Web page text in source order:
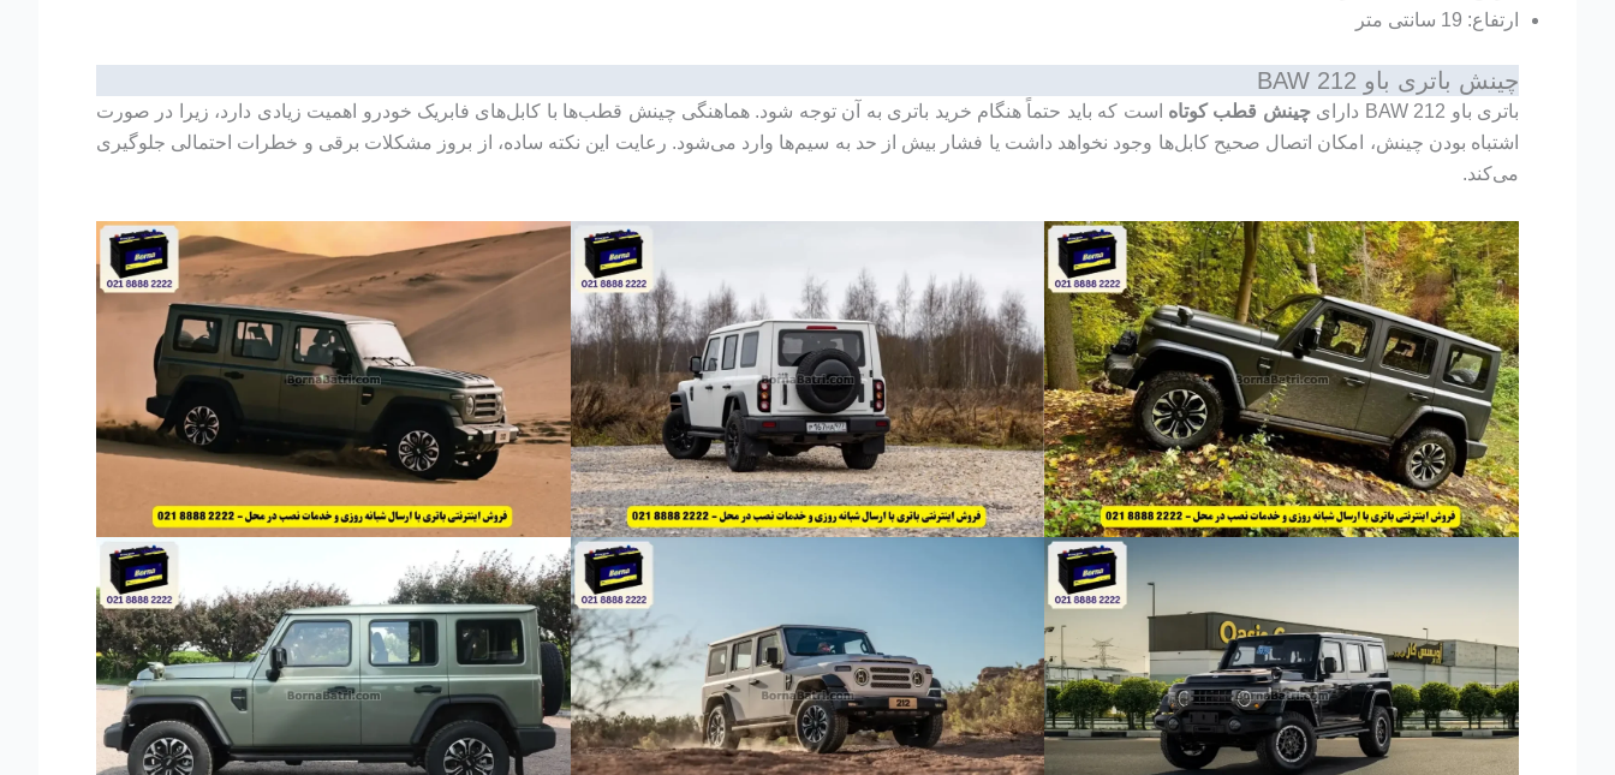
ارتفاع: 19 سانتی متر
چینش باتری باو BAW 212
باتری باو BAW 212 دارای چینش قطب کوتاه است که باید حتماً هنگام خرید باتری به آن توجه شود. هماهنگی چینش قطب‌ها با کابل‌های فابریک خودرو اهمیت زیادی دارد، زیرا در صورت
اشتباه بودن چینش، امکان اتصال صحیح کابل‌ها وجود نخواهد داشت یا فشار بیش از حد به سیم‌ها وارد می‌شود. رعایت این نکته ساده، از بروز مشکلات برقی و خطرات احتمالی جلوگیری
می‌کند.